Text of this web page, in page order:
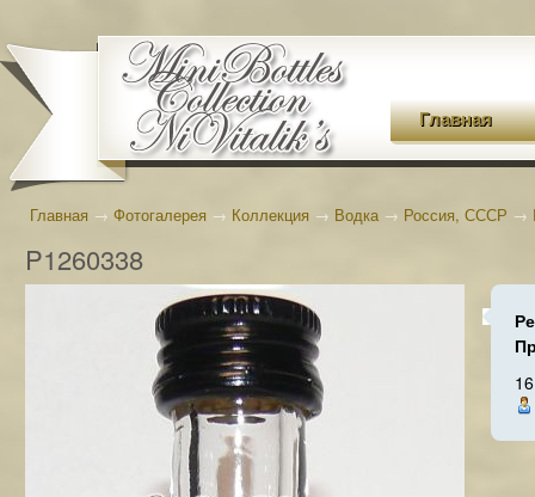
Главная
Главная → Фотогалерея → Коллекция → Водка→ Россия, СССР →
P1260338